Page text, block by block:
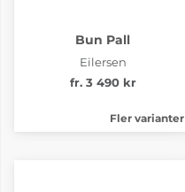
4-6 Veckor
Bun Pall
Eilersen
fr. 3 490 kr
Fler varianter